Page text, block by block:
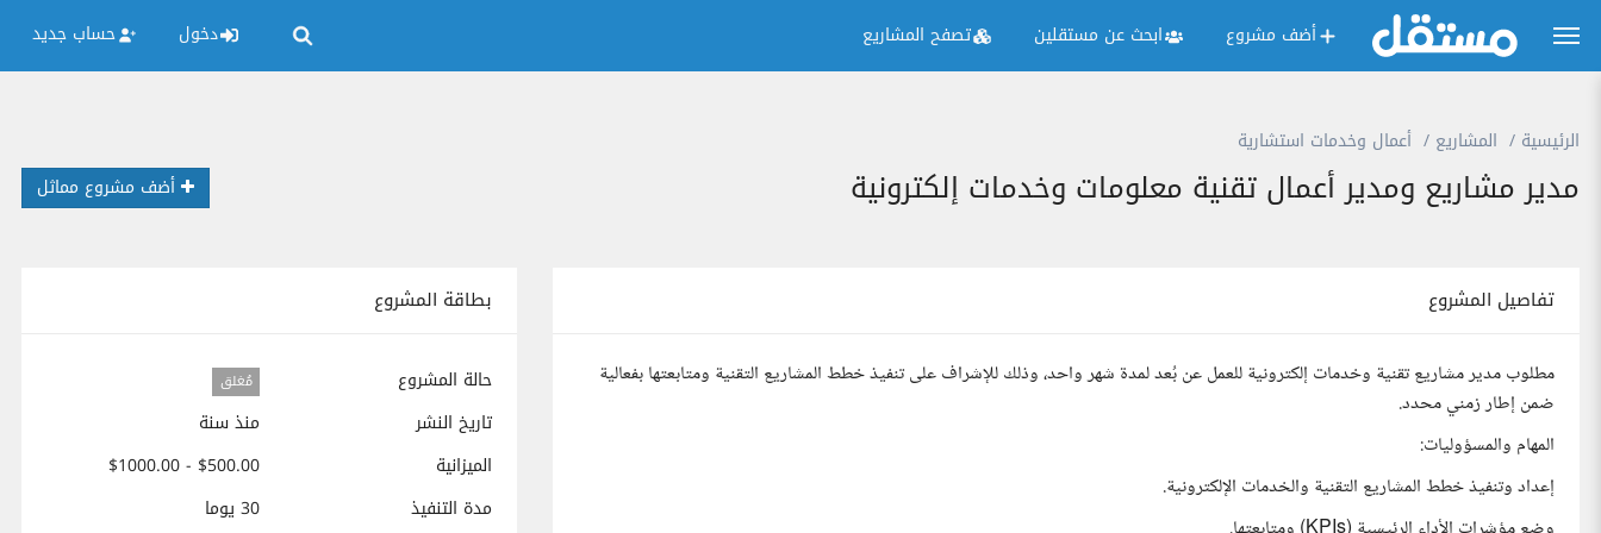
أضف مشروع ابحث عن مستقلين تصفح المشاريع دخول حساب جديد
الرئيسية المشاريع أعمال وخدمات استشارية
مدير مشاريع ومدير أعمال تقنية معلومات وخدمات إلكترونية أضف مشروع مماثل
بطاقة المشروع
حالة المشروع مُغلق
تاريخ النشر
منذ سنة
الميزانية
$500.00 - $1000.00
مدة التنفيذ
30 يوما
تفاصيل المشروع
مطلوب مدير مشاريع تقنية وخدمات إلكترونية للعمل عن بُعد لمدة شهر واحد، وذلك للإشراف على تنفيذ خطط المشاريع التقنية ومتابعتها بفعالية
ضمن إطار زمني محدد.
المهام والمسؤوليات:
إعداد وتنفيذ خطط المشاريع التقنية والخدمات الإلكترونية.